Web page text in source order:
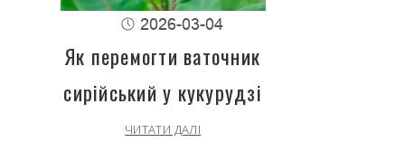
2026-03-04
Як перемогти ваточник
сирійський у кукурудзі
ЧИТАТИ ДАЛІ